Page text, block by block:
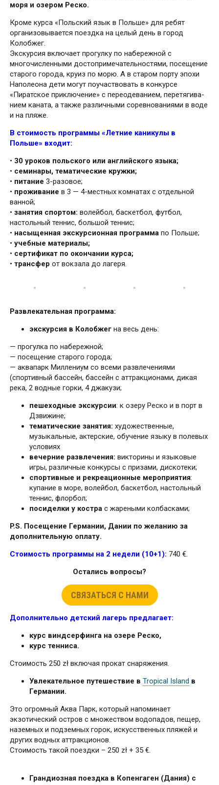
моря и озером Реско.
Кроме курса «Польский язык в Польше» для ребят
организовывается поездка на целый день в город
Колобжег.
Экскурсия включает прогулку по набережной с
многочисленными дос­то­при­меча­тель­нос­тя­ми, посещение
старого го­ро­да, круиз по морю. А в старом порту эпохи
Напо­лео­на дети могут поучаствовать в конкурсе
«Пиратское приключение» с переодеванием, пере­тяги­ва­
ни­ем каната, а также различными соревнованиями в воде
и на пляже.
В стоимость программы «Летние каникулы в
Польше» входит:
• 30 уроков польского или английского языка;
• семинары, тематические кружки;
• питание 3-разовое;
• проживание в 3 — 4-местных комнатах с отдельной
ванной;
• занятия спортом: волейбол, баскетбол, футбол,
настольный теннис, большой теннис;
• насыщенная экскурсионная программа по Польше;
• учебные материалы;
• сертификат по окончании курса;
• трансфер от вокзала до лагеря.
Развлекательная программа:
экскурсия в Колобжег на весь день:
— прогулка по набережной;
— посещение старого города;
— аквапарк Миллениум со всеми развлечениями
(спортивный бассейн, бассейн с аттракционами, дикая
река, 2 водные горки, 4 джакузи;
пешеходные экскурсии: к озеру Реско и в порт в
Дзвижине;
тематические занятия: художественные,
музыкальные, актерские, обучение языку в полевых
условиях
вечерние развлечения: викторины и языковые
игры, различные конкурсы с призами, дискотеки;
спортивные и рекреационные мероприятия:
купание в море, волейбол, баскетбол, настольный
теннис, флорбол;
посиделки у костра с жареными колбасками;
P.S. Посещение Германии, Дании по желанию за
дополнительную оплату.
Стоимость программы на 2 недели (10+1): 740 €.
Остались вопросы?
СВЯЗАТЬСЯ С НАМИ
Дополнительно детский лагерь предлагает:
курс виндсерфинга на озере Реско,
курс тенниса.
Стоимость 250 zł включая прокат снаряжения.
Увлекательное путешествие в Tropical Island в
Германии.
Это огромный Аква Парк, который напоминает
экзотический остров с множеством водопадов, пещер,
наземных и подземных горок, искусственных пляжей и
других водных аттракционов.
Стоимость такой поездки – 250 zł + 35 €.
Грандиозная поездка в Копенгаген (Дания) с